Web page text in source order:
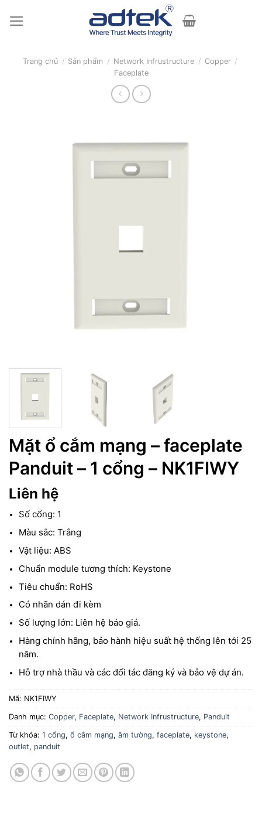
Trang chủ / Sản phẩm / Network Infrustructure / Copper /
Faceplate
Mặt ổ cắm mạng – faceplate
Panduit – 1 cổng – NK1FIWY
Liên hệ
Số cổng: 1
Màu sắc: Trắng
Vật liệu: ABS
Chuẩn module tương thích: Keystone
Tiêu chuẩn: RoHS
Có nhãn dán đi kèm
Số lượng lớn: Liên hệ báo giá.
Hàng chính hãng, bảo hành hiệu suất hệ thống lên tới 25
năm.
Hỗ trợ nhà thầu và các đối tác đăng ký và bảo vệ dự án.
Mã: NK1FIWY
Danh mục: Copper, Faceplate, Network Infrustructure, Panduit
Từ khóa: 1 cổng, ổ cắm mạng, âm tường, faceplate, keystone,
outlet, panduit